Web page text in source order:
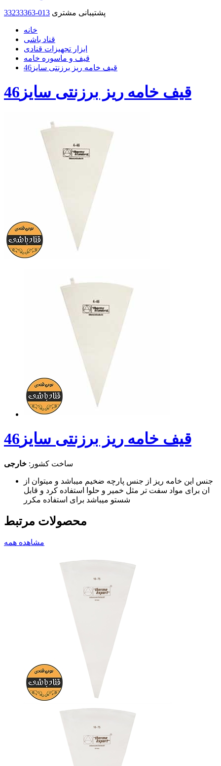
33233363-013 پشتیبانی مشتری
خانه
قناد باشی
ابزار تجهیزات قنادی
قیف و ماسوره خامه
قیف خامه ریز برزنتی سایز46
قیف خامه ریز برزنتی سایز46
قیف خامه ریز برزنتی سایز46
ساخت کشور: خارجی
جنس این خامه ریز از جنس پارچه ضخیم میباشد و میتوان از
ان برای مواد سفت تر مثل خمیر و حلوا استفاده کرد و قابل
شستو میباشد برای استفاده مکرر
محصولات مرتبط
مشاهده همه